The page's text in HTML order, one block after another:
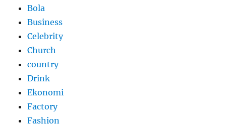
Bola
Business
Celebrity
Church
country
Drink
Ekonomi
Factory
Fashion